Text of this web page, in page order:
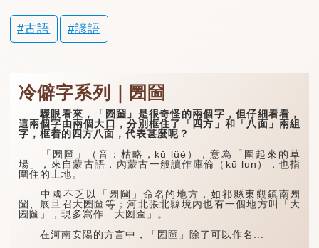
古語 諺語
冷僻字系列｜圐圙
驟眼看來，「圐圙」是很奇怪的兩個字，但仔細看看，
這兩個字由兩個大口，分別框住了「四方」和「八面」兩組
字，框着的四方八面，代表甚麼呢？
「圐圙」（音：枯略，kū lüè），意為「圍起來的草
場」，來自蒙古語，內蒙古一般讀作庫倫（kū lun），也指
圍住的土地。
中國不乏以「圐圙」命名的地方，如祁縣東觀鎮南圐
圙、展旦召大圐圙等；河北張北縣境內也有一個地方叫「大
圐圙」，現多寫作「大囫圇」。
在河南安陽的方言中，「圐圙」除了可以作名...